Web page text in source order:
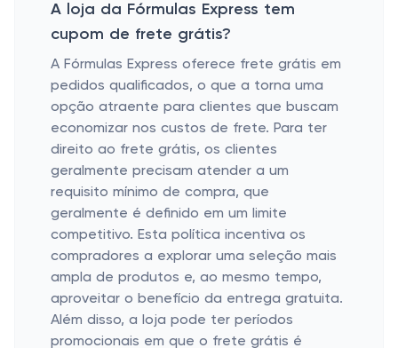
A loja da Fórmulas Express tem
cupom de frete grátis?
A Fórmulas Express oferece frete grátis em
pedidos qualificados, o que a torna uma
opção atraente para clientes que buscam
economizar nos custos de frete. Para ter
direito ao frete grátis, os clientes
geralmente precisam atender a um
requisito mínimo de compra, que
geralmente é definido em um limite
competitivo. Esta política incentiva os
compradores a explorar uma seleção mais
ampla de produtos e, ao mesmo tempo,
aproveitar o benefício da entrega gratuita.
Além disso, a loja pode ter períodos
promocionais em que o frete grátis é